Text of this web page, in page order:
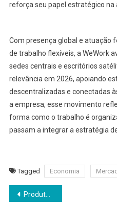
reforça seu papel estratégico na
Com presença global e atuação
de trabalho flexíveis, a WeWork
sedes centrais e escritórios
relevância em 2026, apoiando
descentralizadas e conectadas
a empresa, esse movimento
forma como o trabalho é
passam a integrar a estratégia
Tagged Economia
Navegação
Produtos de dívida corporativa alcançam recorde na bolsa de valores